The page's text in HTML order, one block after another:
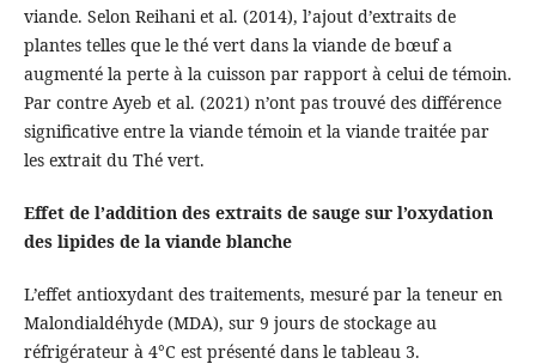
viande. Selon Reihani et al. (2014), l’ajout d’extraits de
plantes telles que le thé vert dans la viande de bœuf a
augmenté la perte à la cuisson par rapport à celui de témoin.
Par contre Ayeb et al. (2021) n’ont pas trouvé des différence
significative entre la viande témoin et la viande traitée par
les extrait du Thé vert.
Effet de l’addition des extraits de sauge sur l’oxydation
des lipides de la viande blanche
L’effet antioxydant des traitements, mesuré par la teneur en
Malondialdéhyde (MDA), sur 9 jours de stockage au
réfrigérateur à 4°C est présenté dans le tableau 3.